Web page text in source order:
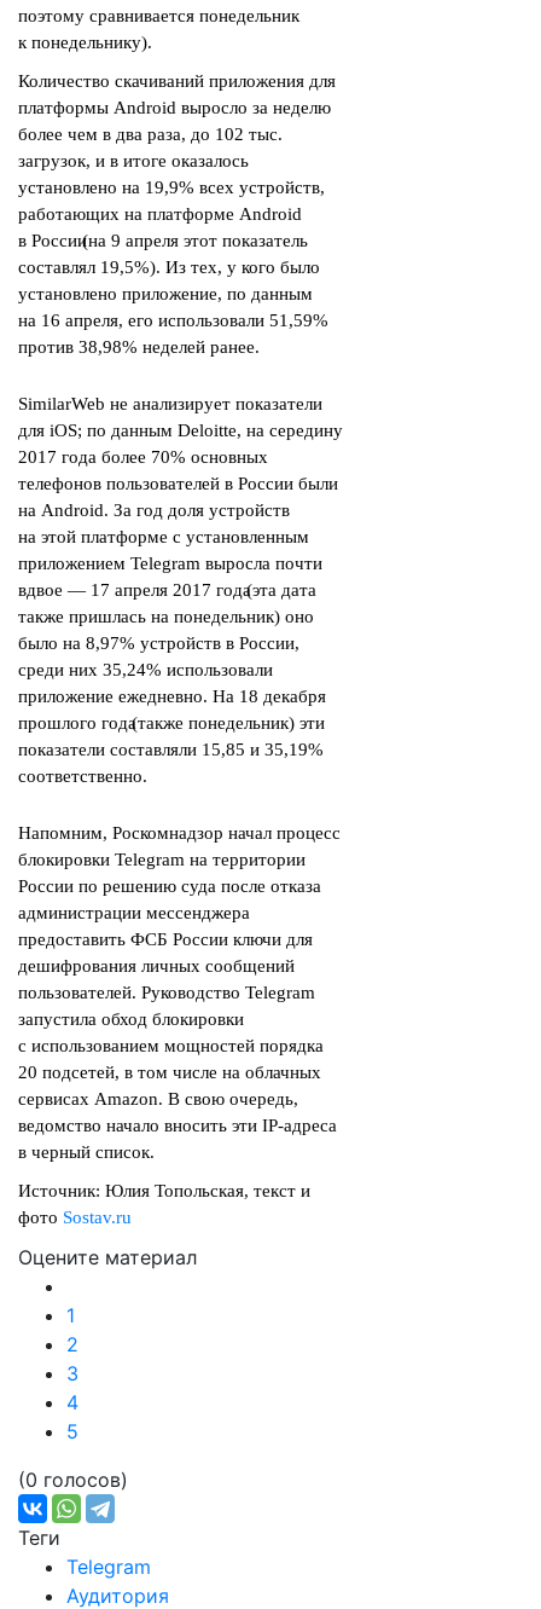
поэтому сравнивается понедельник
к понедельнику).
Количество скачиваний приложения для
платформы Android выросло за неделю
более чем в два раза, до 102 тыс.
загрузок, и в итоге оказалось
установлено на 19,9% всех устройств,
работающих на платформе Android
в России(на 9 апреля этот показатель
составлял 19,5%). Из тех, у кого было
установлено приложение, по данным
на 16 апреля, его использовали 51,59%
против 38,98% неделей ранее.
SimilarWeb не анализирует показатели
для iOS; по данным Deloitte, на середину
2017 года более 70% основных
телефонов пользователей в России были
на Android. За год доля устройств
на этой платформе с установленным
приложением Telegram выросла почти
вдвое — 17 апреля 2017 года(эта дата
также пришлась на понедельник) оно
было на 8,97% устройств в России,
среди них 35,24% использовали
приложение ежедневно. На 18 декабря
прошлого года(также понедельник) эти
показатели составляли 15,85 и 35,19%
соответственно.
Напомним, Роскомнадзор начал процесс
блокировки Telegram на территории
России по решению суда после отказа
администрации мессенджера
предоставить ФСБ России ключи для
дешифрования личных сообщений
пользователей. Руководство Telegram
запустила обход блокировки
с использованием мощностей порядка
20 подсетей, в том числе на облачных
сервисах Amazon. В свою очередь,
ведомство начало вносить эти IP-адреса
в черный список.
Источник: Юлия Топольская, текст и
фото Sostav.ru
Оцените материал
1
2
3
4
5
(0 голосов)
Теги
Telegram
Аудитория